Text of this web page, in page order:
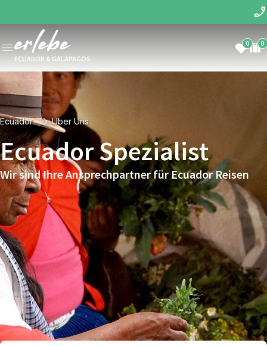
ECUADOR & GALAPAGOS
0 0
Ecuador Über Uns
Ecuador Spezialist
Wir sind Ihre Ansprechpartner für Ecuador Reisen